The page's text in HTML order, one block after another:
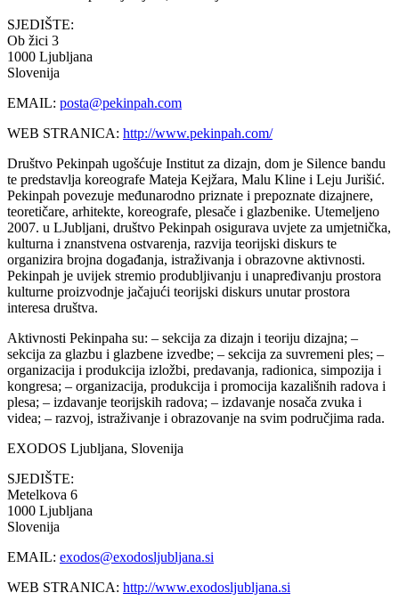
SJEDIŠTE:
Ob žici 3
1000 Ljubljana
Slovenija
EMAIL: posta@pekinpah.com
WEB STRANICA: http://www.pekinpah.com/
Društvo Pekinpah ugošćuje Institut za dizajn, dom je Silence bandu
te predstavlja koreografe Mateja Kejžara, Malu Kline i Leju Jurišić.
Pekinpah povezuje međunarodno priznate i prepoznate dizajnere,
teoretičare, arhitekte, koreografe, plesače i glazbenike. Utemeljeno
2007. u LJubljani, društvo Pekinpah osigurava uvjete za umjetnička,
kulturna i znanstvena ostvarenja, razvija teorijski diskurs te
organizira brojna događanja, istraživanja i obrazovne aktivnosti.
Pekinpah je uvijek stremio produbljivanju i unapređivanju prostora
kulturne proizvodnje jačajući teorijski diskurs unutar prostora
interesa društva.
Aktivnosti Pekinpaha su: – sekcija za dizajn i teoriju dizajna; –
sekcija za glazbu i glazbene izvedbe; – sekcija za suvremeni ples; –
organizacija i produkcija izložbi, predavanja, radionica, simpozija i
kongresa; – organizacija, produkcija i promocija kazališnih radova i
plesa; – izdavanje teorijskih radova; – izdavanje nosača zvuka i
videa; – razvoj, istraživanje i obrazovanje na svim područjima rada.
EXODOS Ljubljana, Slovenija
SJEDIŠTE:
Metelkova 6
1000 Ljubljana
Slovenija
EMAIL: exodos@exodosljubljana.si
WEB STRANICA: http://www.exodosljubljana.si